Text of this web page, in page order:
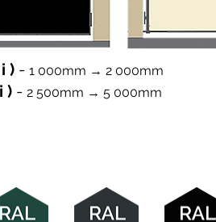
) - 1 000mm → 2 000mm
) - 2 500mm → 5 000mm